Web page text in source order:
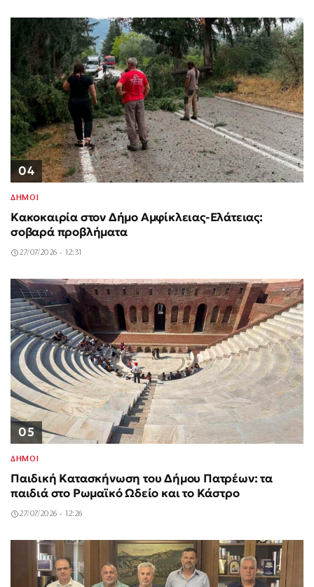
04
ΔΗΜΟΙ
Κακοκαιρία στον Δήμο Αμφίκλειας-Ελάτειας:
σοβαρά προβλήματα
27/07/2026 - 12:31
05
ΔΗΜΟΙ
Παιδική Κατασκήνωση του Δήμου Πατρέων: τα
παιδιά στο Ρωμαϊκό Ωδείο και το Κάστρο
27/07/2026 - 12:26